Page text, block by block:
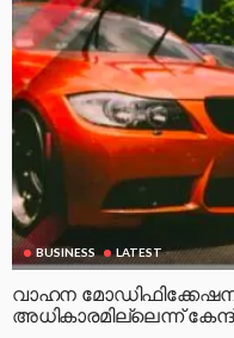
BUSINESS LATEST
വാഹന
അധികാരമില്ലെന്ന്